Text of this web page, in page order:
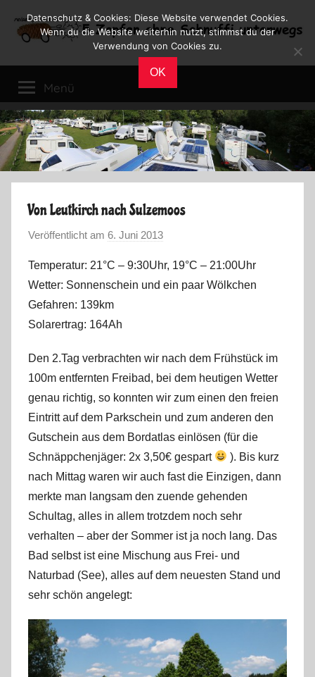
Inhalt
Reiseblog
Leben
im
Wohnmobil
Menü
Von Leutkirch nach Sulzemoos
Veröffentlicht am 6. Juni 2013
n
M
u
s
Temperatur: 21°C – 9:30Uhr, 19°C – 21:00Uhr
Wetter: Sonnenschein und ein paar Wölkchen
Gefahren: 139km
Solarertrag: 164Ah
Den 2.Tag verbrachten wir nach dem Frühstück im
100m entfernten Freibad, bei dem heutigen Wetter
genau richtig, so konnten wir zum einen den freien
Eintritt auf dem Parkschein und zum anderen den
Gutschein aus dem Bordatlas einlösen (für die
Schnäppchenjäger: 2x 3,50€ gespart
). Bis kurz
nach Mittag waren wir auch fast die Einzigen, dann
merkte man langsam den zuende gehenden
Schultag, alles in allem trotzdem noch sehr
verhalten – aber der Sommer ist ja noch lang. Das
Bad selbst ist eine Mischung aus Frei- und
Naturbad (See), alles auf dem neuesten Stand und
sehr schön angelegt:
Datenschutz & Cookies: Diese Website verwendet Cookies.
Wenn du die Website weiterhin nutzt, stimmst du der
Verwendung von Cookies zu.
OK